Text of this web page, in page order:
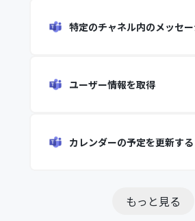
特定のチャネル内のメッセ
ユーザー情報を取得
カレンダーの予定を更新する
もっと見る